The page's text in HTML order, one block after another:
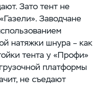
Зато тент не
Заводчане
натяжки шнура – как
тента у «Профи»
платформы
не съедают